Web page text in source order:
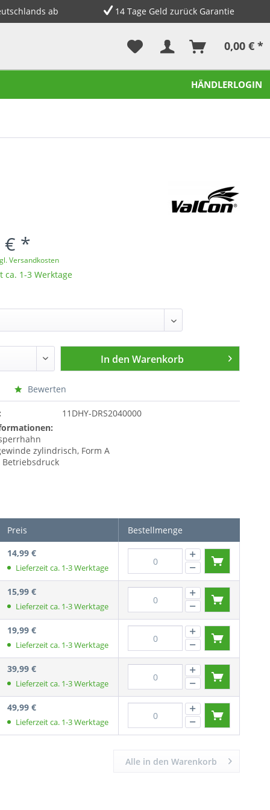
ab 14 Tage Geld zurück Garantie
0,00 € *
HÄNDLERLOGIN
€ *
Versandkosten
ca. 1-3 Werktage
In den Warenkorb
Bewerten
11DHY-DRS2040000
zylindrisch, Form A
Betriebsdruck
Preis
Bestellmenge
14,99 €
Lieferzeit ca. 1-3 Werktage
15,99 €
Lieferzeit ca. 1-3 Werktage
19,99 €
Lieferzeit ca. 1-3 Werktage
39,99 €
Lieferzeit ca. 1-3 Werktage
49,99 €
Lieferzeit ca. 1-3 Werktage
Alle in den Warenkorb